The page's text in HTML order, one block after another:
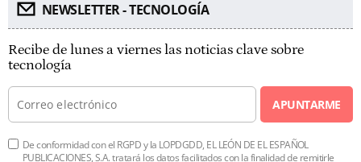
NEWSLETTER - TECNOLOGÍA
Recibe de lunes a viernes las noticias clave sobre
tecnología
APUNTARME
De conformidad con el RGPD y la LOPDGDD, EL LEÓN DE EL ESPAÑOL
PUBLICACIONES, S.A. tratará los datos facilitados con la finalidad de remitirle